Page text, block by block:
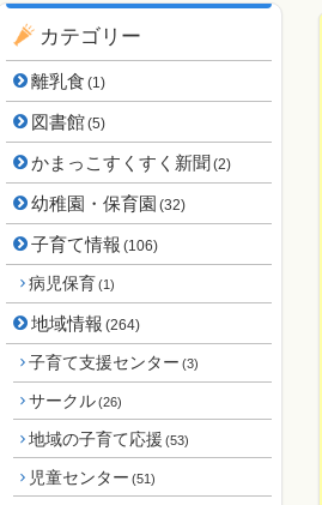
カテゴリー
離乳食 (1)
図書館(5)
かまっこすくすく新聞 (2)
幼稚園・保育園 (32)
子育て情報 (106)
病児保育(1)
地域情報 (264)
子育て支援センター (3)
サークル(26)
地域の子育て応援 (53)
児童センター (51)